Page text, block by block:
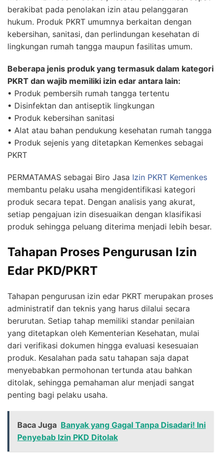
berakibat pada penolakan izin atau pelanggaran
hukum. Produk PKRT umumnya berkaitan dengan
kebersihan, sanitasi, dan perlindungan kesehatan di
lingkungan rumah tangga maupun fasilitas umum.
Beberapa jenis produk yang termasuk dalam kategori
PKRT dan wajib memiliki izin edar antara lain:
• Produk pembersih rumah tangga tertentu
• Disinfektan dan antiseptik lingkungan
• Produk kebersihan sanitasi
• Alat atau bahan pendukung kesehatan rumah tangga
• Produk sejenis yang ditetapkan Kemenkes sebagai
PKRT
PERMATAMAS sebagai Biro Jasa Izin PKRT Kemenkes
membantu pelaku usaha mengidentifikasi kategori
produk secara tepat. Dengan analisis yang akurat,
setiap pengajuan izin disesuaikan dengan klasifikasi
produk sehingga peluang diterima menjadi lebih besar.
Tahapan Proses Pengurusan Izin
Edar PKD/PKRT
Tahapan pengurusan izin edar PKRT merupakan proses
administratif dan teknis yang harus dilalui secara
berurutan. Setiap tahap memiliki standar penilaian
yang ditetapkan oleh Kementerian Kesehatan, mulai
dari verifikasi dokumen hingga evaluasi kesesuaian
produk. Kesalahan pada satu tahapan saja dapat
menyebabkan permohonan tertunda atau bahkan
ditolak, sehingga pemahaman alur menjadi sangat
penting bagi pelaku usaha.
Baca Juga Banyak yang Gagal Tanpa Disadari! Ini
Penyebab Izin PKD Ditolak